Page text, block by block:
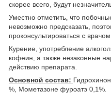
скорее всего, будут
Уместно отметить, что
невозможно предсказать,
проконсультироваться с
Курение, употребление
кофеин, а также незаконные
действию препарата.
Основной состав:
%, Мометазоне фуроатэ 0,1%.